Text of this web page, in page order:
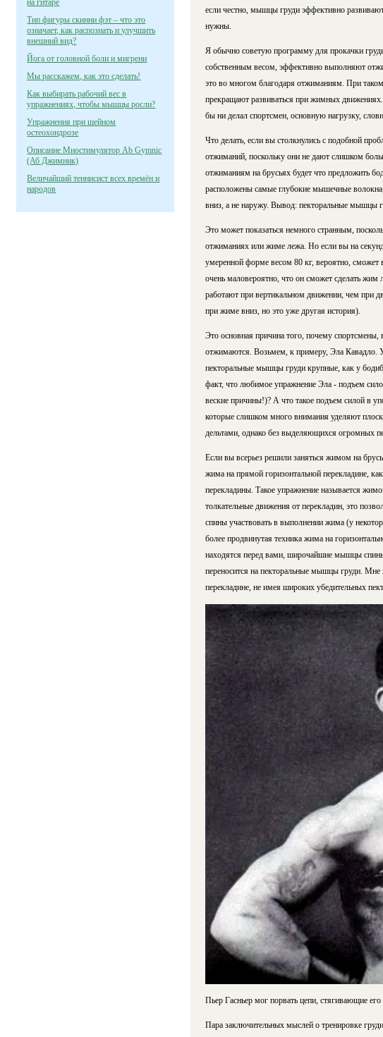
на гитаре
Тип фигуры скинни фэт – что это
означает, как распознать и улучшить
внешний вид?
Йога от головной боли и мигрени
Мы расскажем, как это сделать!
Как выбирать рабочий вес в
упражнениях, чтобы мышцы росли?
Упражнения при шейном
остеохондрозе
Описание Миостимулятор Ab Gymnic
(Аб Джимник)
Величайший теннисист всех времён и
народов
если честно, мышцы груди эффективно
нужны.
Я обычно советую программу для прокачки
собственным весом, эффективно выполняют
это во многом благодаря отжиманиям. При
прекращают развиваться при жимных движениях.
бы ни делал спортсмен, основную нагрузку,
Что делать, если вы столкнулись с подобной
отжиманий, поскольку они не дают слишком
отжиманиям на брусьях будет что предложить
расположены самые глубокие мышечные
вниз, а не наружу. Вывод: пекторальные мышцы
Это может показаться немного странным,
отжиманиях или жиме лежа. Но если вы на
умеренной форме весом 80 кг, вероятно, сможет
очень маловероятно, что он сможет сделать
работают при вертикальном движении, чем при
при жиме вниз, но это уже другая история).
Это основная причина того, почему
отжимаются. Возьмем, к примеру, Эла Кавадло. У
пекторальные мышцы груди крупные, как у
факт, что любимое упражнение Эла - подъем
веские причины!)? А что такое подъем силой в
которые слишком много внимания уделяют
дельтами, однако без выделяющихся огромных
Если вы всерьез решили заняться жимом на
жима на прямой горизонтальной перекладине,
перекладины. Такое упражнение называется
толкательные движения от перекладин, это
спины участвовать в выполнении жима (у
более продвинутая техника жима на
находятся перед вами, широчайшие мышцы спины
переносится на пекторальные мышцы груди.
перекладине, не имея широких убедительных
Пьер Гасньер мог порвать цепи, стягивающие
Пара заключительных мыслей о тренировке